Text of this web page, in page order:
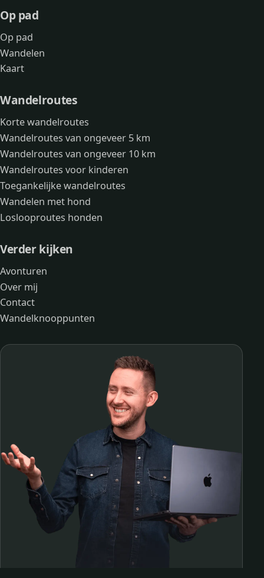
Op pad
Op pad
Wandelen
Kaart
Wandelroutes
Korte wandelroutes
Wandelroutes van ongeveer 5 km
Wandelroutes van ongeveer 10 km
Wandelroutes voor kinderen
Toegankelijke wandelroutes
Wandelen met hond
Loslooproutes honden
Verder kijken
Avonturen
Over mij
Contact
Wandelknooppunten